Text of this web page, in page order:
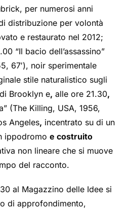
per numerosi anni
distribuzione per volontà
e restaurato nel 2012;
“Il bacio dell’assassino”
67′), noir sperimentale
stile naturalistico sugli
Brooklyn e, alle ore 21.30,
(The Killing, USA, 1956,
Angeles, incentrato su di un
ippodromoe costruito
non lineare che si muove
del racconto.
al Magazzino delle Idee si
di approfondimento,